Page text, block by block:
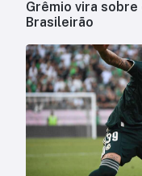
Grêmio vira sobre
Brasileirão